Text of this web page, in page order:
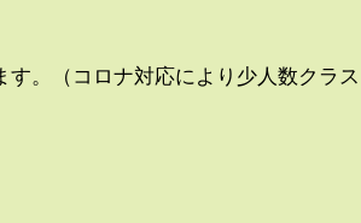
。（コロナ対応により少人数クラス